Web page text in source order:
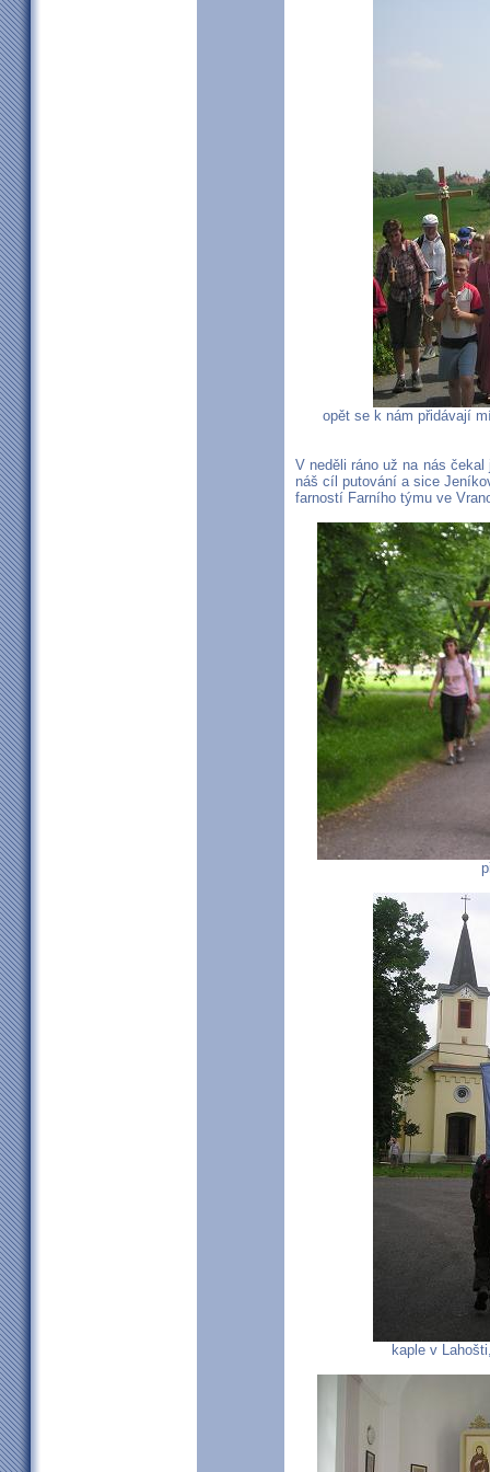
opět se k nám přidávají
V neděli ráno už na nás
náš cíl putování a sice
farností Farního týmu ve
kaple v